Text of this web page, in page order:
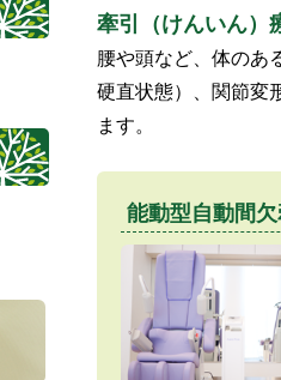
牽引（けんいん）
腰や頭など、体のあ
硬直状態）、関節変
ます。
能動型自動間